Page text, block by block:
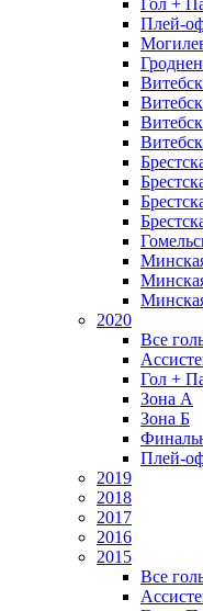
Гол +
Плей-
2020
Все
Гол +
Зона А
Зона Б
Плей-
2019
2018
2017
2016
2015
Все